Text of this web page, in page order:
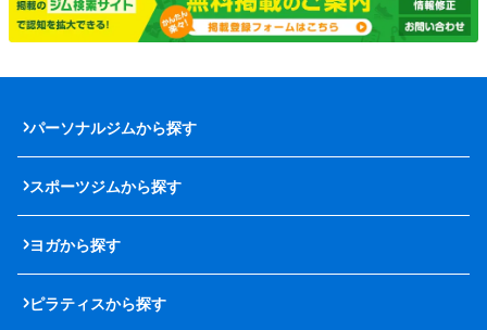
パーソナルジムから探す
スポーツジムから探す
ヨガから探す
ピラティスから探す